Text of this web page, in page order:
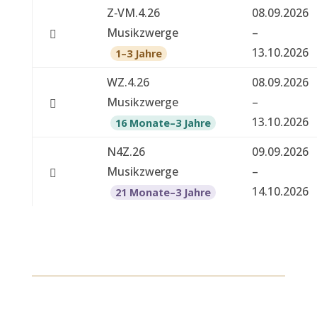
Z‑VM.4.26
Musikzwerge
1–3 Jahre
08.09.2026
–
13.10.2026
WZ.4.26
Musikzwerge
16 Monate–3 Jahre
08.09.2026
–
13.10.2026
N4Z.26
Musikzwerge
21 Monate–3 Jahre
09.09.2026
–
14.10.2026